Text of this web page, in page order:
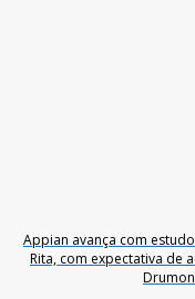
Appian avança com
Rita, com expectativa de